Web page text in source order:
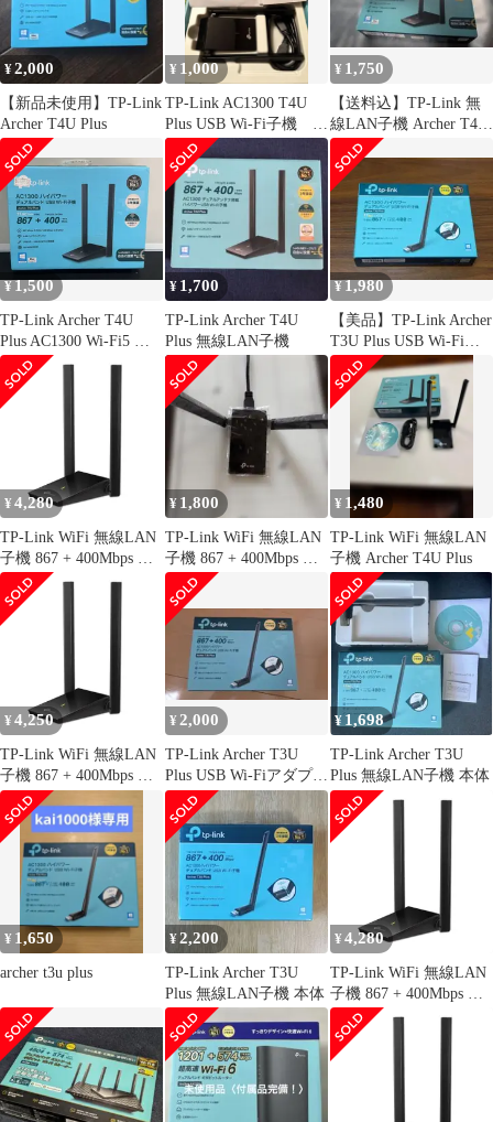
¥2,000
【新品未使用】TP-Link
Archer T4U Plus
¥ 1,000
TP-Link AC1300 T4U
Plus USB Wi-Fi子機 無
線
¥ 1,750
【送料込】TP-Link 無
線LAN子機 Archer T4U
Plus
¥1,500
TP-Link Archer T4U
Plus AC1300 Wi-Fi5 無
線LAN子機 ++924556
¥ 1,700
TP-Link Archer T4U
Plus 無線LAN子機
¥1,980
【美品】TP-Link Archer
T3U Plus USB Wi‑Fi子
機
¥ 4,280
TP-Link WiFi 無線LAN
子機 867 + 400Mbps 規
格値 11ac 11n デュアル
バンド MU-MIMO対応
USB3.0 ３年保証 Archer
¥ 1,800
TP-Link WiFi 無線LAN
子機 867 + 400Mbps 規
格値
¥ 1,480
TP-Link WiFi 無線LAN
子機 Archer T4U Plus
¥ 4,250
TP-Link WiFi 無線LAN
子機 867 + 400Mbps 規
格値 11ac 11n デュアル
バンド MU-MIMO対応
USB3.0 ３年保証 Archer
T4U Plus
¥2,000
TP-Link Archer T3U
Plus USB Wi-Fiアダプタ
ー
¥ 1,698
TP-Link Archer T3U
Plus 無線LAN子機 本体
¥ 1,650
archer t3u plus
¥2,200
TP-Link Archer T3U
Plus 無線LAN子機 本体
¥ 4,280
TP-Link WiFi 無線LAN
子機 867 + 400Mbps 規
格値 11ac 11n デュアル
バンド MU-MIMO対応
USB3.0 ３年保証 Archer